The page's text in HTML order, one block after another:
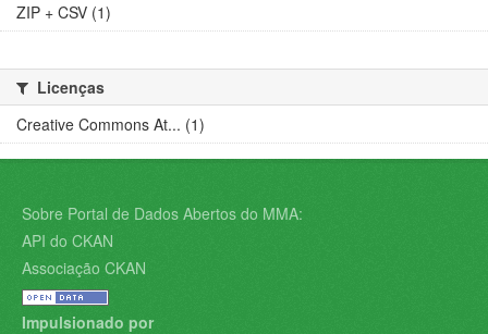
ZIP + CSV (1)
Licenças
Creative Commons At... (1)
Sobre Portal de Dados Abertos do MMA:
API do CKAN
Associação CKAN
Impulsionado por